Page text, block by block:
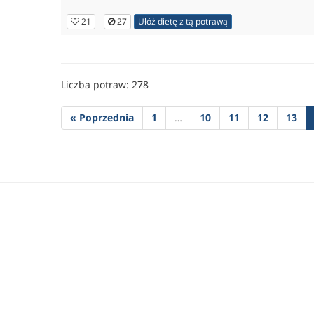
21 27 Ułóż dietę z tą potrawą
Liczba potraw: 278
« Poprzednia 1 … 10 11 12 13